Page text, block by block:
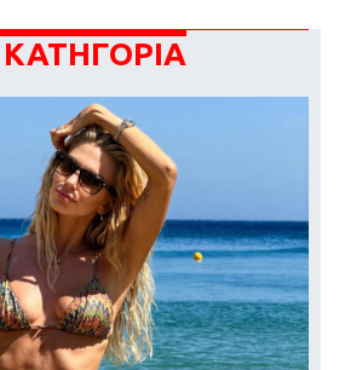
ΚΑΤΗΓΟΡΙΑ